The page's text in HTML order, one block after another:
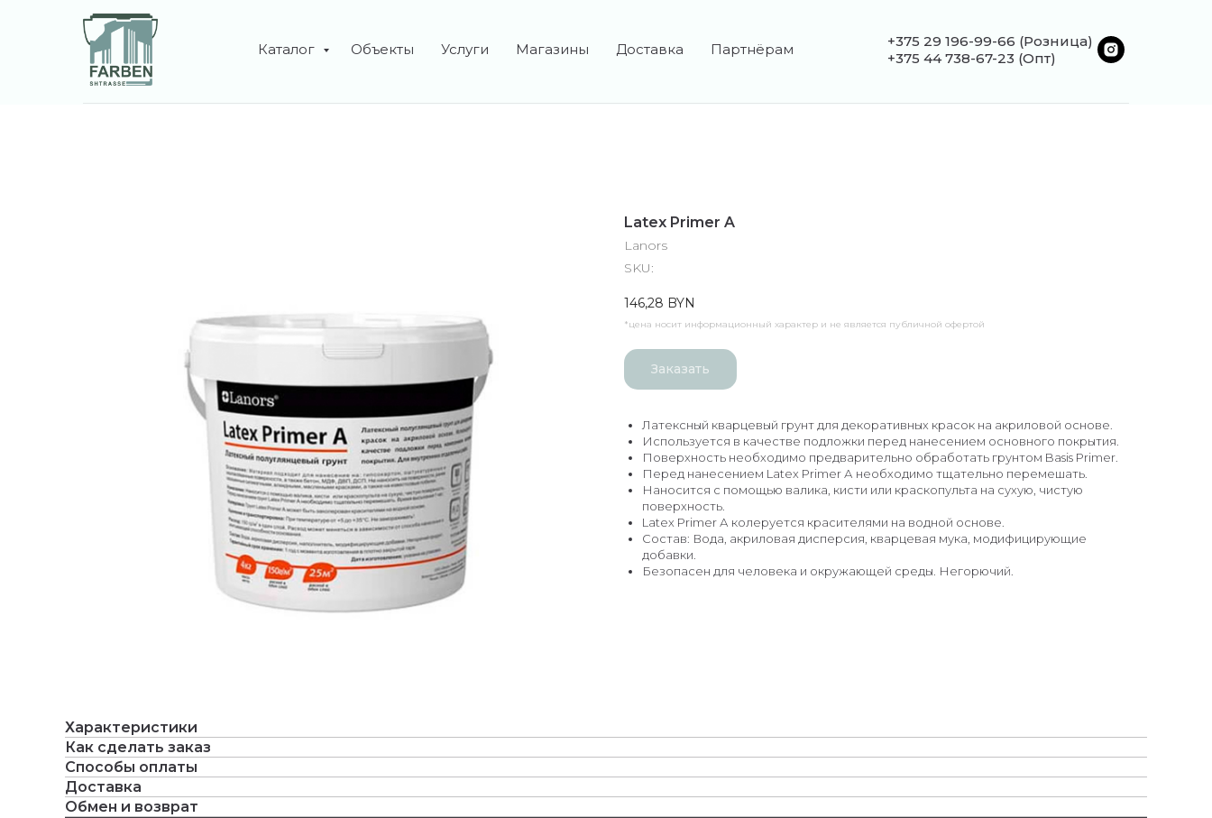
Каталог Объекты Услуги Магазины Доставка Партнёрам +375 29 196-99-66 (Розница)
+375 44 738-67-23 (Опт)
Latex Primer A
Lanors
SKU:
146,28 BYN
*цена носит информационный характер и не является публичной офертой
Заказать
Латексный кварцевый грунт для декоративных красок на акриловой основе.
Используется в качестве подложки перед нанесением основного покрытия.
Поверхность необходимо предварительно обработать грунтом Basis Primer.
Перед нанесением Latex Primer А необходимо тщательно перемешать.
Наносится с помощью валика, кисти или краскопульта на сухую, чистую
поверхность.
Latex Primer А колеруется красителями на водной основе.
Состав: Вода, акриловая дисперсия, кварцевая мука, модифицирующие
добавки.
Безопасен для человека и окружающей среды. Негорючий.
Характеристики
Как сделать заказ
Способы оплаты
Доставка
Обмен и возврат